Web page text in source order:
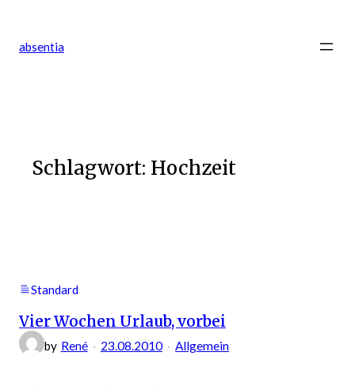
springen
absentia
Schlagwort: Hochzeit
Standard
Vier Wochen Urlaub, vorbei
by René 23.08.2010 Allgemein